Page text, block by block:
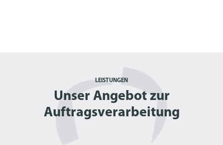
LEISTUNGEN
Unser Angebot zur
Auftragsverarbeitung